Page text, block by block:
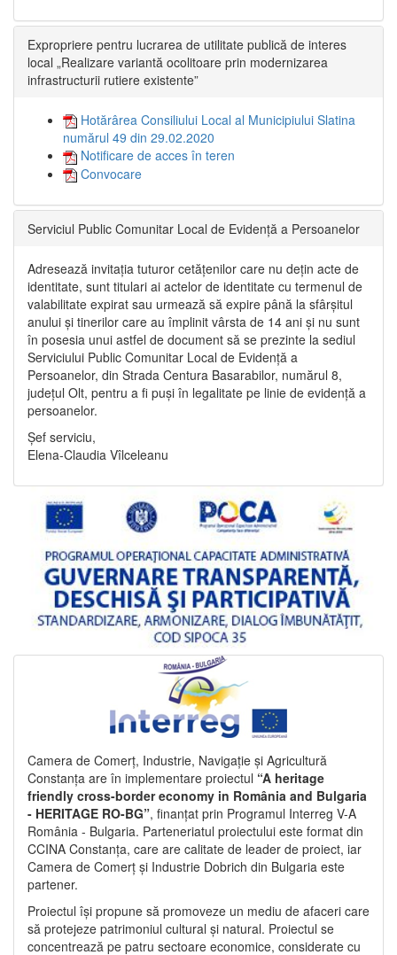
Expropriere pentru lucrarea de utilitate publică de interes
local „Realizare variantă ocolitoare prin modernizarea
infrastructurii rutiere existente”
Hotărârea Consiliului Local al Municipiului Slatina
numărul 49 din 29.02.2020
Notificare de acces în teren
Convocare
Serviciul Public Comunitar Local de Evidență a Persoanelor
Adresează invitația tuturor cetățenilor care nu dețin acte de
identitate, sunt titulari ai actelor de identitate cu termenul de
valabilitate expirat sau urmează să expire până la sfârșitul
anului și tinerilor care au împlinit vârsta de 14 ani și nu sunt
în posesia unui astfel de document să se prezinte la sediul
Serviciului Public Comunitar Local de Evidență a
Persoanelor, din Strada Centura Basarabilor, numărul 8,
județul Olt, pentru a fi puși în legalitate pe linie de evidență a
persoanelor.
Șef serviciu,
Elena-Claudia Vîlceleanu
Camera de Comerț, Industrie, Navigație și Agricultură
Constanța are în implementare proiectul “A heritage
friendly cross-border economy in România and Bulgaria
- HERITAGE RO-BG”, finanțat prin Programul Interreg V-A
România - Bulgaria. Parteneriatul proiectului este format din
CCINA Constanța, care are calitate de leader de proiect, iar
Camera de Comerț și Industrie Dobrich din Bulgaria este
partener.
Proiectul își propune să promoveze un mediu de afaceri care
să protejeze patrimoniul cultural și natural. Proiectul se
concentrează pe patru sectoare economice, considerate cu